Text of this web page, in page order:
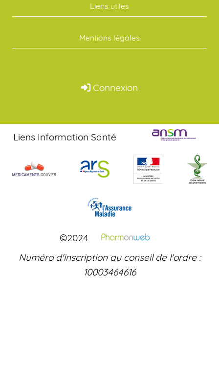
Liens utiles
Mentions légales
Connexion
Liens Information Santé
©2024
Numéro d'inscription au conseil de l'ordre :
10003464616